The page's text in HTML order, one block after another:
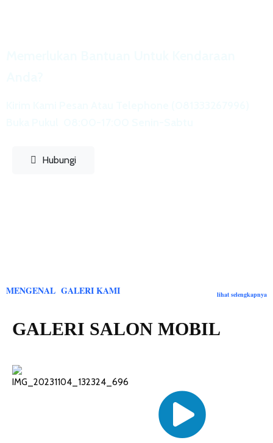
Hubungi
MENGENAL GALERI KAMI lihat selengkapnya
GALERI SALON MOBIL